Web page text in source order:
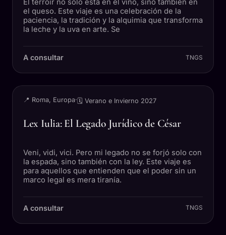
El terroir no solo está en el vino, sino también en
el queso. Este viaje es una celebración de la
paciencia, la tradición y la alquimia que transforma
la leche y la uva en arte. Se
A consultar TNGS
VIAJE
📍 Roma, Europa·🗓 Verano e Invierno 2027
Lex Iulia: El Legado Jurídico de César
Veni, vidi, vici. Pero mi legado no se forjó solo con
la espada, sino también con la ley. Este viaje es
para aquellos que entienden que el poder sin un
marco legal es mera tiranía.
A consultar TNGS